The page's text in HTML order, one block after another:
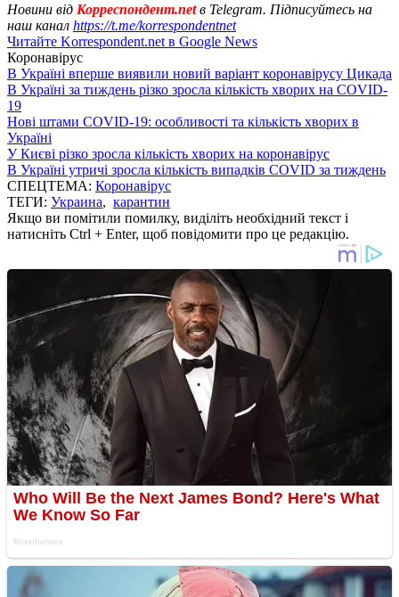
Новини від Корреспондент.netв Telegram. Підписуйтесь на
наш канал https://t.me/korrespondentnet
Читайте Korrespondent.net в Google News
Коронавірус
В Україні вперше виявили новий варіант коронавірусу Цикада
В Україні за тиждень різко зросла кількість хворих на COVID-
19
Нові штами COVID-19: особливості та кількість хворих в
Україні
У Києві різко зросла кількість хворих на коронавірус
В Україні утричі зросла кількість випадків COVID за тиждень
СПЕЦТЕМА: Коронавірус
ТЕГИ: Украина, карантин
Якщо ви помітили помилку, виділіть необхідний текст і
натисніть Ctrl + Enter, щоб повідомити про це редакцію.